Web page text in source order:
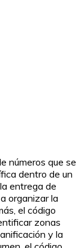
números que se
dentro de un
entrega de
organizar la
el código
zonas
y la